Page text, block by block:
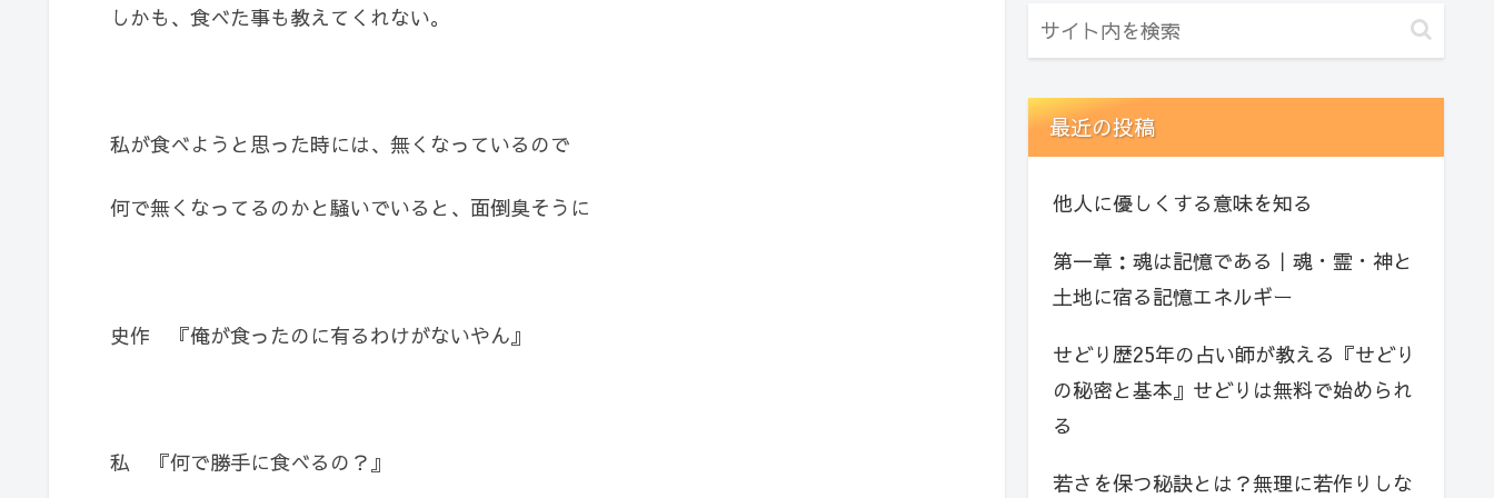
しかも、食べた事も教えてくれない。
私が食べようと思った時には、無くなっているので
何で無くなってるのかと騒いでいると、面倒臭そうに
史作 『俺が食ったのに有るわけがないやん』
私 『何で勝手に食べるの？』
最近の投稿
他人に優しくする意味を知る
第一章：魂は記憶である｜魂・霊・神と
土地に宿る記憶エネルギー
せどり歴25年の占い師が教える『せどり
の秘密と基本』せどりは無料で始められ
る
若さを保つ秘訣とは？無理に若作りしな